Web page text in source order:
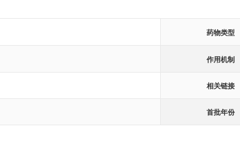
药物类型
作用机制
相关链接
首批年份